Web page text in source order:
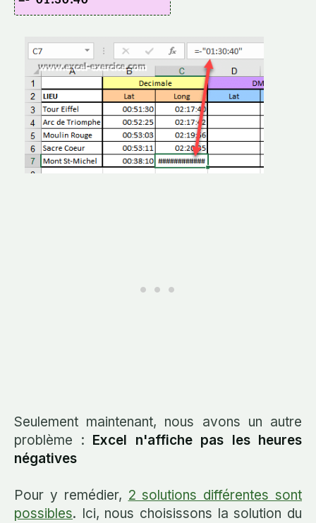
Seulement maintenant, nous avons un autre
problème : Excel n'affiche pas les heures
négatives
Pour y remédier, 2 solutions différentes sont
possibles. Ici, nous choisissons la solution du